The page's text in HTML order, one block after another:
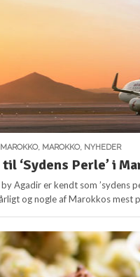
MAROKKO, MAROKKO, NYHEDER
‘Sydens Perle’ i
Agadir er kendt som ’sydens
og nogle af Marokkos mest